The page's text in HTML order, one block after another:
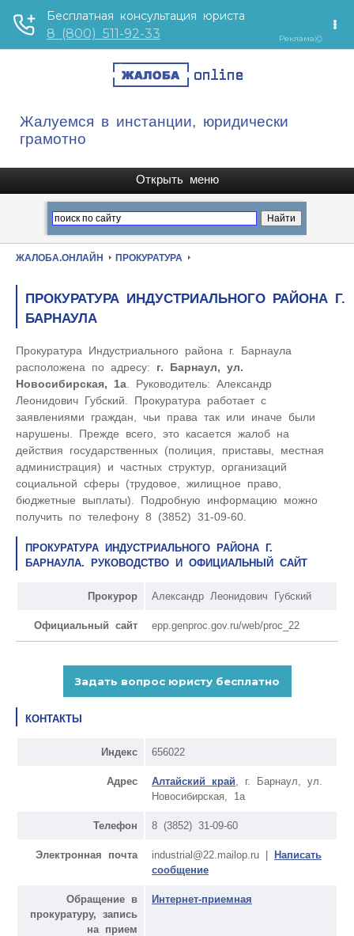
Жалуемся в инстанции, юридически
грамотно
ЖАЛОБА.ОНЛАЙН ПРОКУРАТУРА
ПРОКУРАТУРА ИНДУСТРИАЛЬНОГО РАЙОНА Г.
БАРНАУЛА
Прокуратура Индустриального района г. Барнаула
расположена по адресу: г. Барнаул, ул.
Новосибирская, 1а . Руководитель: Александр
Леонидович Губский. Прокуратура работает с
заявлениями граждан, чьи права так или иначе были
нарушены. Прежде всего, это касается жалоб на
действия государственных (полиция, приставы, местная
администрация) и частных структур, организаций
социальной сферы (трудовое, жилищное право,
бюджетные выплаты). Подробную информацию можно
получить по телефону 8 (3852) 31-09-60.
ПРОКУРАТУРА ИНДУСТРИАЛЬНОГО РАЙОНА Г.
БАРНАУЛА. РУКОВОДСТВО И ОФИЦИАЛЬНЫЙ САЙТ
Прокурор Александр Леонидович Губский
Официальный сайт epp.genproc.gov.ru/web/proc_22
КОНТАКТЫ
Индекс 656022
Адрес Алтайский край , г. Барнаул, ул.
Новосибирская, 1а
Телефон 8 (3852) 31-09-60
Электронная почта industrial@22.mailop.ru |
Написать
сообщение
Обращение в
прокуратуру, запись
на прием
Интернет-приемная